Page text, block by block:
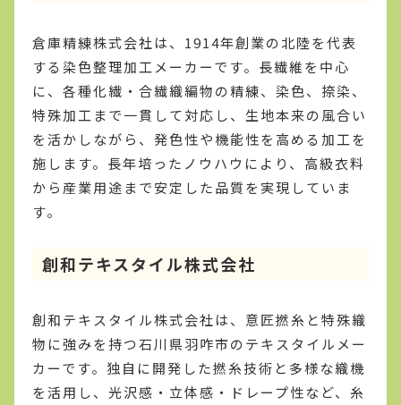
倉庫精練株式会社は、1914年創業の北陸を代表
する染色整理加工メーカーです。長繊維を中心
に、各種化繊・合繊織編物の精練、染色、捺染、
特殊加工まで一貫して対応し、生地本来の風合い
を活かしながら、発色性や機能性を高める加工を
施します。長年培ったノウハウにより、高級衣料
から産業用途まで安定した品質を実現していま
す。
創和テキスタイル株式会社
創和テキスタイル株式会社は、意匠撚糸と特殊織
物に強みを持つ石川県羽咋市のテキスタイルメー
カーです。独自に開発した撚糸技術と多様な織機
を活用し、光沢感・立体感・ドレープ性など、糸